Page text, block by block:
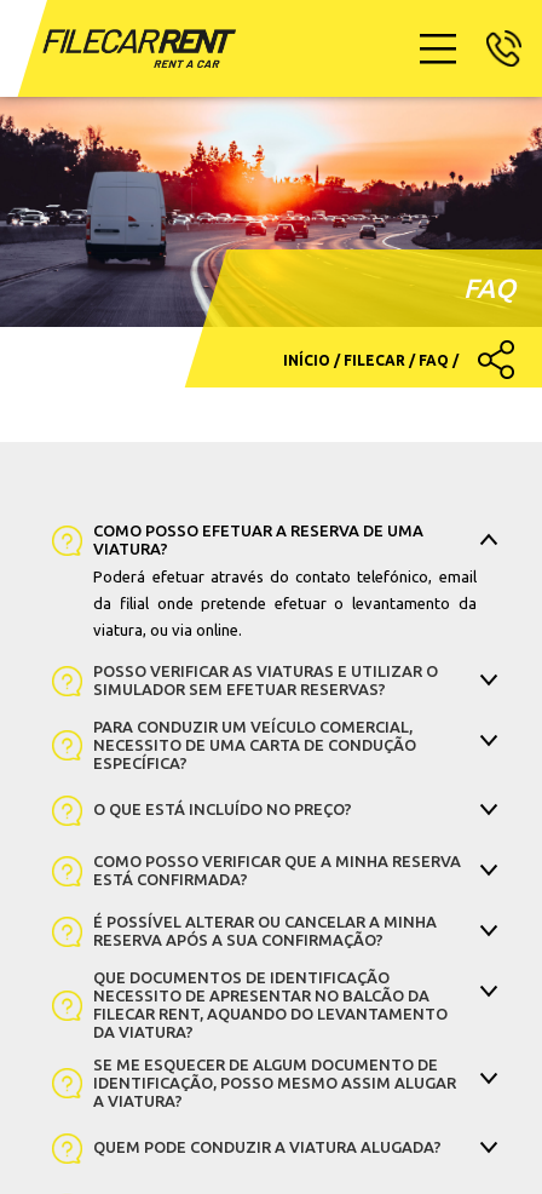
FAQ
INÍCIO / FILECAR / FAQ /
COMO POSSO EFETUAR A RESERVA DE UMA
VIATURA?
Poderá efetuar através do contato telefónico, email
da filial onde pretende efetuar o levantamento da
viatura, ou via online.
POSSO VERIFICAR AS VIATURAS E UTILIZAR O
SIMULADOR SEM EFETUAR RESERVAS?
PARA CONDUZIR UM VEÍCULO COMERCIAL,
NECESSITO DE UMA CARTA DE CONDUÇÃO
ESPECÍFICA?
O QUE ESTÁ INCLUÍDO NO PREÇO?
COMO POSSO VERIFICAR QUE A MINHA RESERVA
ESTÁ CONFIRMADA?
É POSSÍVEL ALTERAR OU CANCELAR A MINHA
RESERVA APÓS A SUA CONFIRMAÇÃO?
QUE DOCUMENTOS DE IDENTIFICAÇÃO
NECESSITO DE APRESENTAR NO BALCÃO DA
FILECAR RENT, AQUANDO DO LEVANTAMENTO
DA VIATURA?
SE ME ESQUECER DE ALGUM DOCUMENTO DE
IDENTIFICAÇÃO, POSSO MESMO ASSIM ALUGAR
A VIATURA?
QUEM PODE CONDUZIR A VIATURA ALUGADA?